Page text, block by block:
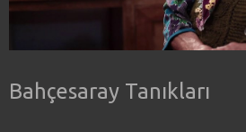
Bahçesaray Tanıkları